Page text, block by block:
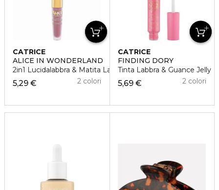
CATRICE
ALICE IN WONDERLAND
2in1 Lucidalabbra & Matita Labbra
5,29 € 2 colori
CATRICE
FINDING DORY
Tinta Labbra & Guance Jelly
5,69 € 2 colori